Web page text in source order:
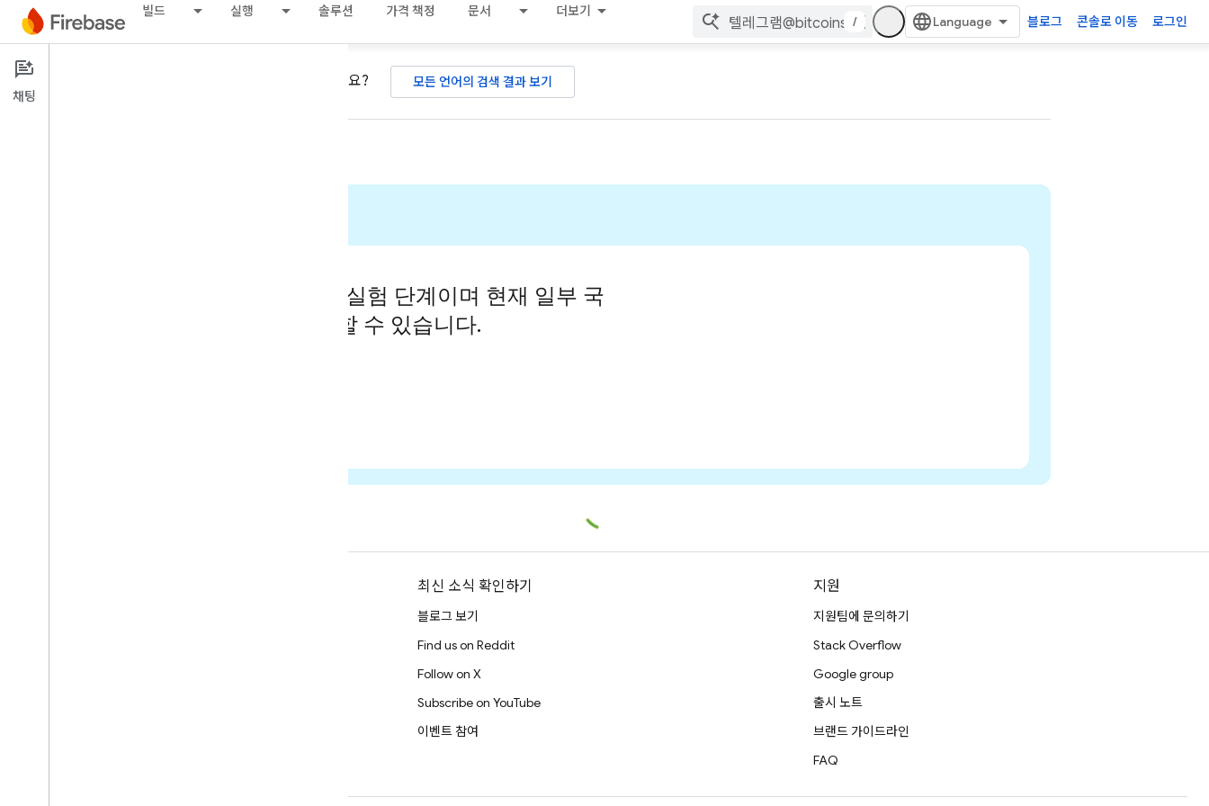
빌드 실행 솔루션 가격 책정 문서 더보기
/ 블로그 콘솔로 이동 로그인
원하는 내용을 찾을 수 없으신가요? 모든 언어의 검색 결과 보기
AI 기반 기능은 실험 단계이며 현재 일부 국
가에서만 사용할 수 있습니다.
최신 소식 확인하기
블로그 보기
Find us on Reddit
Follow on X
Subscribe on YouTube
이벤트 참여
지원
지원팀에 문의하기
Stack Overflow
Google group
출시 노트
브랜드 가이드라인
FAQ
채팅